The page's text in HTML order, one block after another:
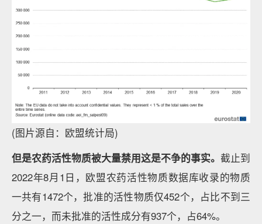
(图片源自：欧盟统计局)
但是农药活性物质被大量禁用这是不争的事实。 截止到
2022年8月1日，欧盟农药活性物质数据库收录的物质
一共有1472个，批准的活性物质仅452个，占比不到三
分之一，而未批准的活性成分有937个，占64%。